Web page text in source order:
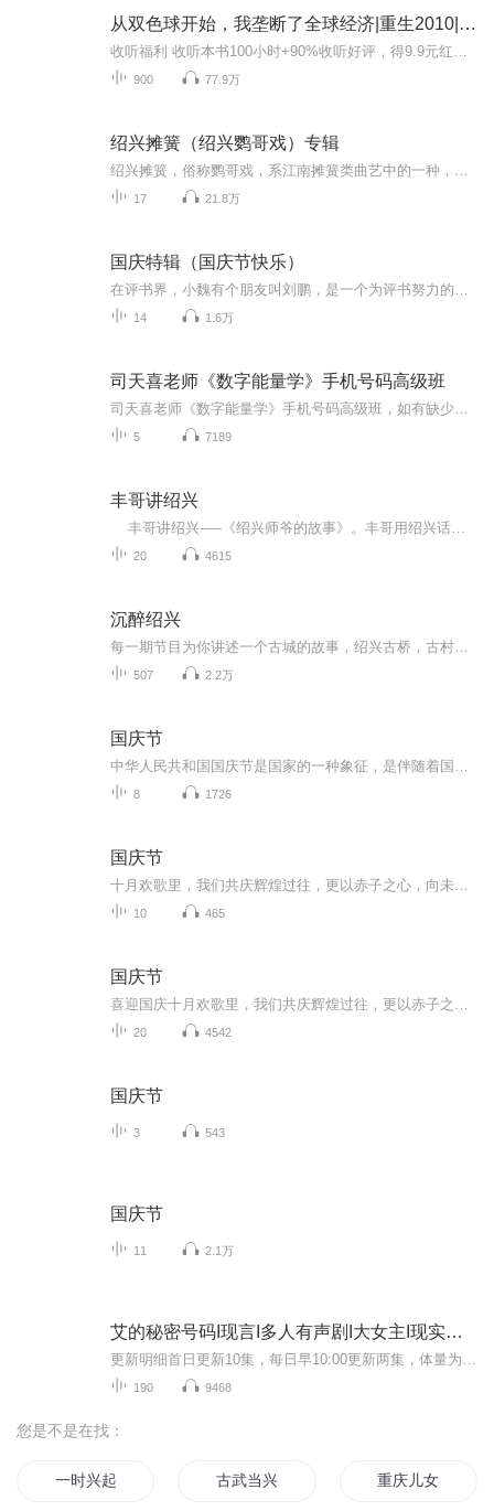
从双色球开始，我垄断了全球经济|重生2010|都市逆袭爽文|多人有声|真人|免费
900 77.9万
绍兴摊簧（绍兴鹦哥戏）专辑
17 21.8万
国庆特辑（国庆节快乐）
14 1.6万
司天喜老师《数字能量学》手机号码高级班
5 7189
丰哥讲绍兴
20 4615
沉醉绍兴
507 2.2万
国庆节
8 1726
国庆节
10 465
国庆节
20 4542
国庆节
3 543
国庆节
11 2.1万
艾的秘密号码I现言I多人有声剧I大女主I现实主义
190 9468
您是不是在找：
一时兴起 古武当兴 重庆儿女